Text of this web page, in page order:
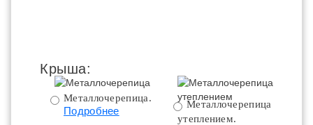
Крыша:
Металлочерепица.
Подробнее
Металлочерепица с
утеплением.